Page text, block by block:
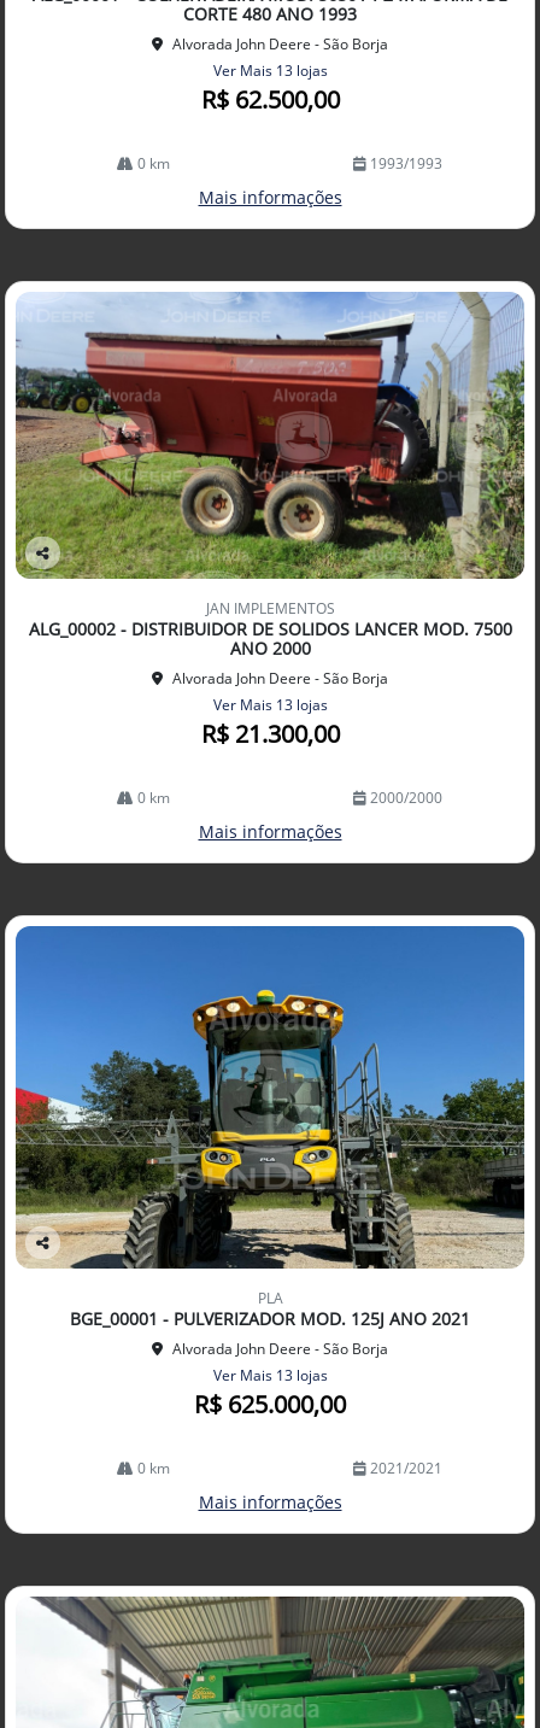
lhe
CORTE 480 ANO 1993
Alvorada John Deere - São Borja
Ver Mais 13 lojas
R$ 62.500,00
0 km 1993/1993
Mais informações
Co
arti
lhe
JAN IMPLEMENTOS
ALG_00002 - DISTRIBUIDOR DE SOLIDOS LANCER MOD. 7500
ANO 2000
Alvorada John Deere - São Borja
Ver Mais 13 lojas
R$ 21.300,00
0 km 2000/2000
Mais informações
Co
PLA
BGE_00001 - PULVERIZADOR MOD. 125J ANO 2021
Alvorada John Deere - São Borja
Ver Mais 13 lojas
R$ 625.000,00
0 km 2021/2021
Mais informações